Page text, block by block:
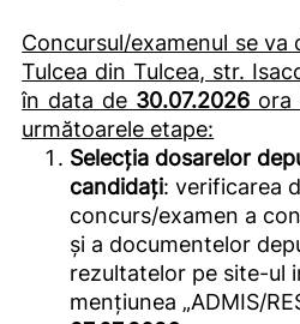
Concursul/examenul se va
Tulcea din Tulcea, str.
în data de 30.07.2026 ora
următoarele etape:
Selecția dosarelor
candidați: verificarea
concurs/examen a
și a documentelor
rezultatelor pe site-ul
mențiunea „ADMIS/